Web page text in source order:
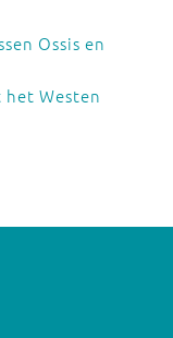
Ossis en
Westen